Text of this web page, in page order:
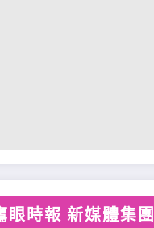
眼時報 新媒體集團